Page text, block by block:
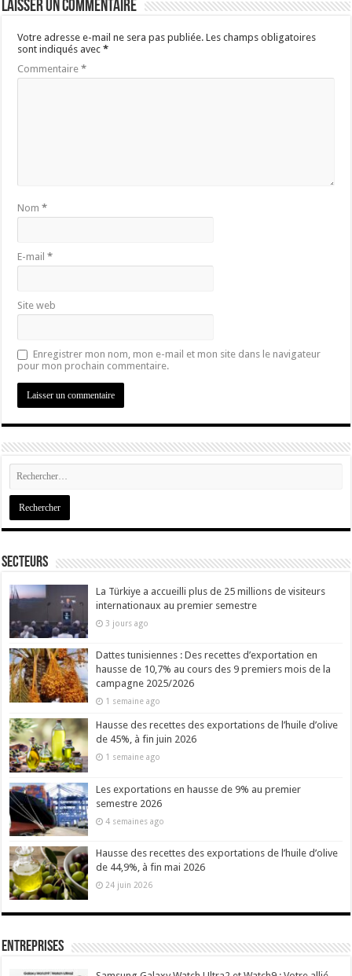
Laisser un commentaire
Votre adresse e-mail ne sera pas publiée. Les champs obligatoires
sont indiqués avec*
Commentaire*
Nom*
E-mail*
Site web
Enregistrer mon nom, mon e-mail et mon site dans le navigateur
pour mon prochain commentaire.
Secteurs
La Türkiye a accueilli plus de 25 millions de visiteurs
internationaux au premier semestre
3 jours ago
Dattes tunisiennes : Des recettes d’exportation en
hausse de 10,7% au cours des 9 premiers mois de la
campagne 2025/2026
1 semaine ago
Hausse des recettes des exportations de l’huile d’olive
de 45%, à fin juin 2026
1 semaine ago
Les exportations en hausse de 9% au premier
semestre 2026
4 semaines ago
Hausse des recettes des exportations de l’huile d’olive
de 44,9%, à fin mai 2026
24 juin 2026
Entreprises